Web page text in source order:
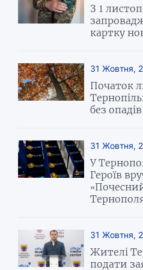
З 1
картку
31 Жовтня,
Початок
без опадів
31 Жовтня,
У
Героїв
31 Жовтня,
Жителі
подати